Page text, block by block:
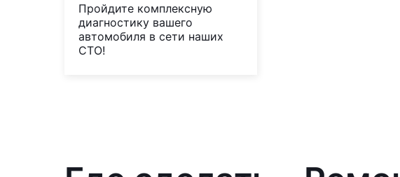
Пройдите комплексную
диагностику вашего
автомобиля в сети наших
СТО!